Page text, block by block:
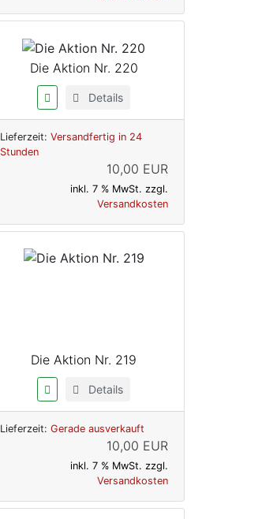
Die Aktion Nr. 220
Details
Lieferzeit: Versandfertig in 24
Stunden
10,00 EUR
inkl. 7 % MwSt. zzgl.
Versandkosten
Die Aktion Nr. 219
Details
Lieferzeit: Gerade ausverkauft
10,00 EUR
inkl. 7 % MwSt. zzgl.
Versandkosten